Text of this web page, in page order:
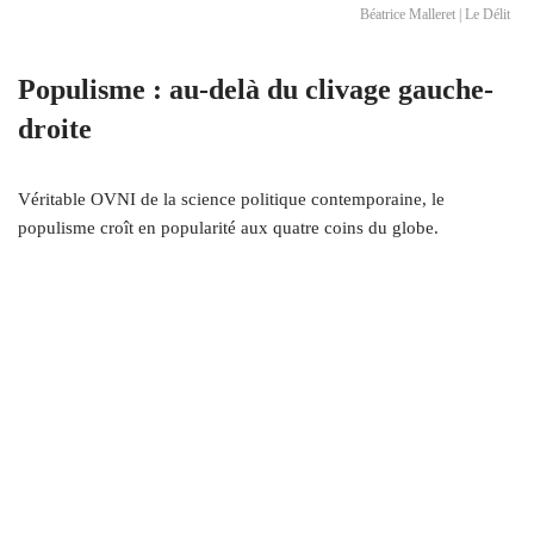
Béatrice Malleret | Le Délit
Populisme : au-delà du clivage gauche-
droite
Véritable OVNI de la science politique contemporaine, le
populisme croît en popularité aux quatre coins du globe.